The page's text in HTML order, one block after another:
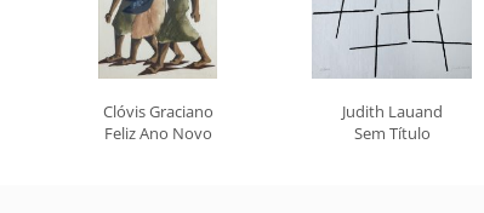
Clóvis Graciano
Feliz Ano Novo
Judith Lauand
Sem Título